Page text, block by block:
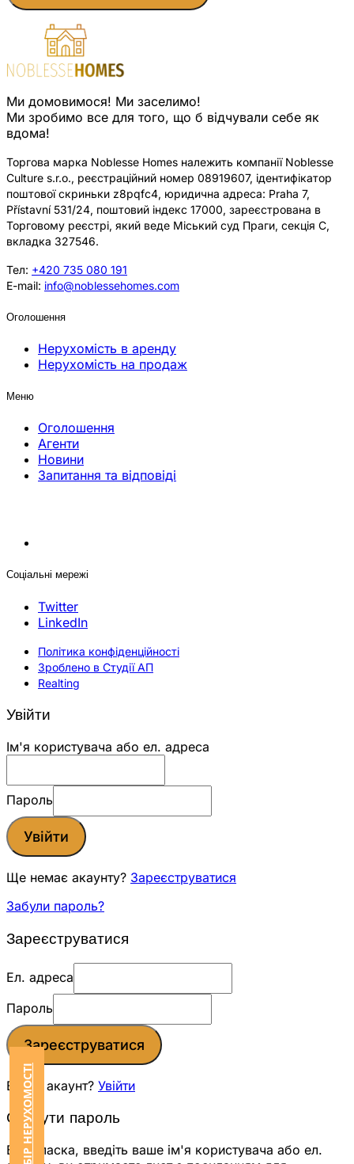
Ми домовимося! Ми заселимо!
Ми зробимо все для того, що б відчували себе як
вдома!
Торгова марка Noblesse Homes належить компанії Noblesse
Culture s.r.o., реєстраційний номер 08919607, ідентифікатор
поштової скриньки z8pqfc4, юридична адреса: Praha 7,
Přístavní 531/24, поштовий індекс 17000, зареєстрована в
Торговому реєстрі, який веде Міський суд Праги, секція C,
вкладка 327546.
Тел: +420 735 080 191
E-mail: info@noblessehomes.com
Оголошення
Нерухомість в аренду
Нерухомість на продаж
Меню
Оголошення
Агенти
Новини
Запитання та відповіді
Соціальні мережі
Twitter
LinkedIn
Політика конфіденційності
Зроблено в Студії АП
Realting
Увійти
Ім'я користувача або ел. адреса
Пароль
Увійти
Ще немає акаунту? Зареєструватися
Забули пароль?
Зареєструватися
Ел. адреса
Пароль
Зареєструватися
Вже є акаунт? Увійти
Скинути пароль
Будь ласка, введіть ваше ім'я користувача або ел.